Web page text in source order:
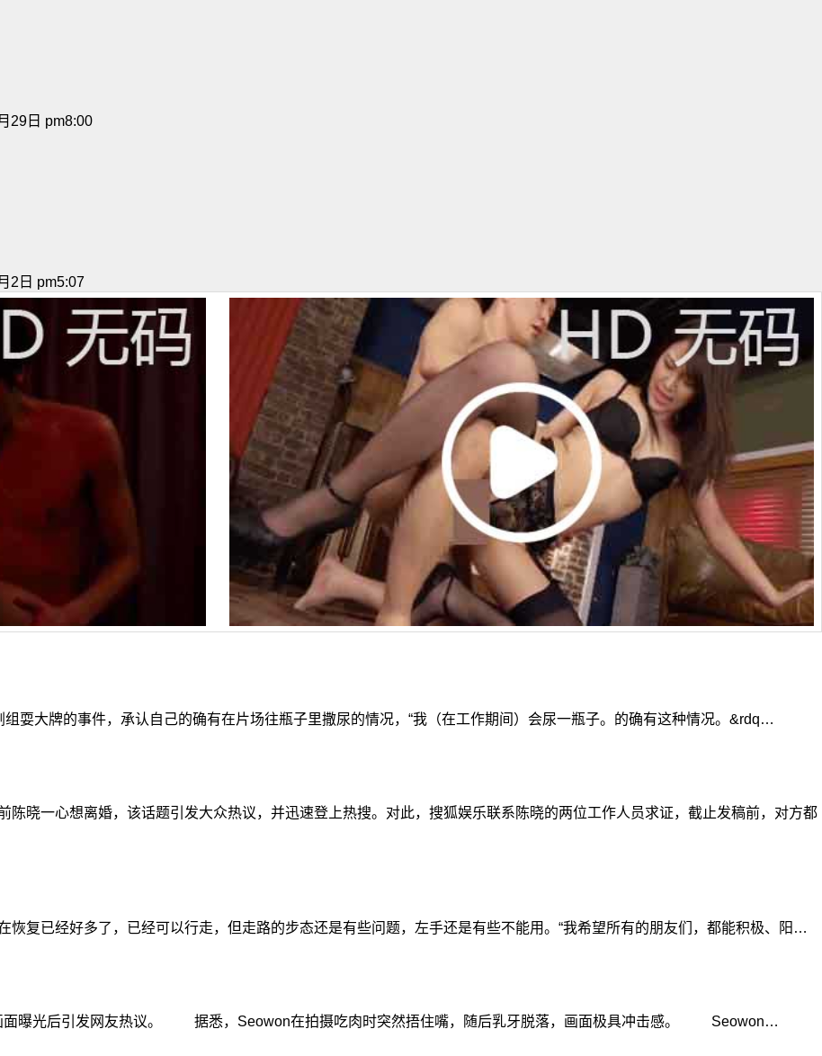
29日 pm8:00
2日 pm5:07
大牌的事件，承认自己的确有在片场往瓶子里撒尿的情况，“我（在工作期间）会尿一瓶子。的确有这种情况。&rdq…
一心想离婚，该话题引发大众热议，并迅速登上热搜。对此，搜狐娱乐联系陈晓的两位工作人员求证，截止发稿前，对方都
复已经好多了，已经可以行走，但走路的步态还是有些问题，左手还是有些不能用。“我希望所有的朋友们，都能积极、阳…
曝光后引发网友热议。 据悉，Seowon在拍摄吃肉时突然捂住嘴，随后乳牙脱落，画面极具冲击感。 Seowon…